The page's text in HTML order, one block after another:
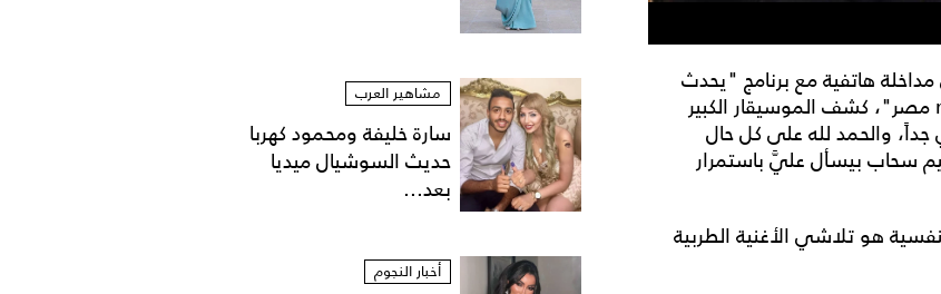
هاتفية مع برنامج "يحدث
في مصر" الذي يقدّمه الإعلامي شريف عامر عبر قناة "mbc مصر"، كشف الموسيقار الكبير
والحمد لله على كل حال
سحاب بيسأل عليَّ باستمرار
هو تلاشي الأغنية الطربية
مشاهير العرب
سارة خليفة ومحمود كهربا
حديث السوشيال ميديا
بعد...
أخبار النجوم